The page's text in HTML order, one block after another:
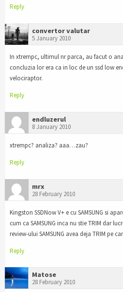
Reply
convertor valutar
5 January 2010
In xtrempc, ultimul nr parca, au facut o
concluzia lor era ca in loc de un ssd low
velociraptor.
Reply
endluzerul
8 January 2010
xtrempc? analiza? aaa…zau?
Reply
mrx
28 February 2010
Kingston SSDNow V+ e cu SAMSUNG si
cum ca SAMSUNG inca nu stie TRIM dar
review-ului SAMSUNG avea deja TRIM pe
Reply
Matose
28 February 2010